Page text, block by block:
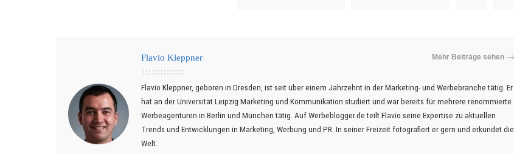
Flavio Kleppner Mehr Beiträge sehen
Flavio Kleppner, geboren in Dresden, ist seit über einem Jahrzehnt in der Marketing- und Werbebranche tätig. Er
hat an der Universität Leipzig Marketing und Kommunikation studiert und war bereits für mehrere renommierte
Werbeagenturen in Berlin und München tätig. Auf Werbeblogger.de teilt Flavio seine Expertise zu aktuellen
Trends und Entwicklungen in Marketing, Werbung und PR. In seiner Freizeit fotografiert er gern und erkundet die
Welt.